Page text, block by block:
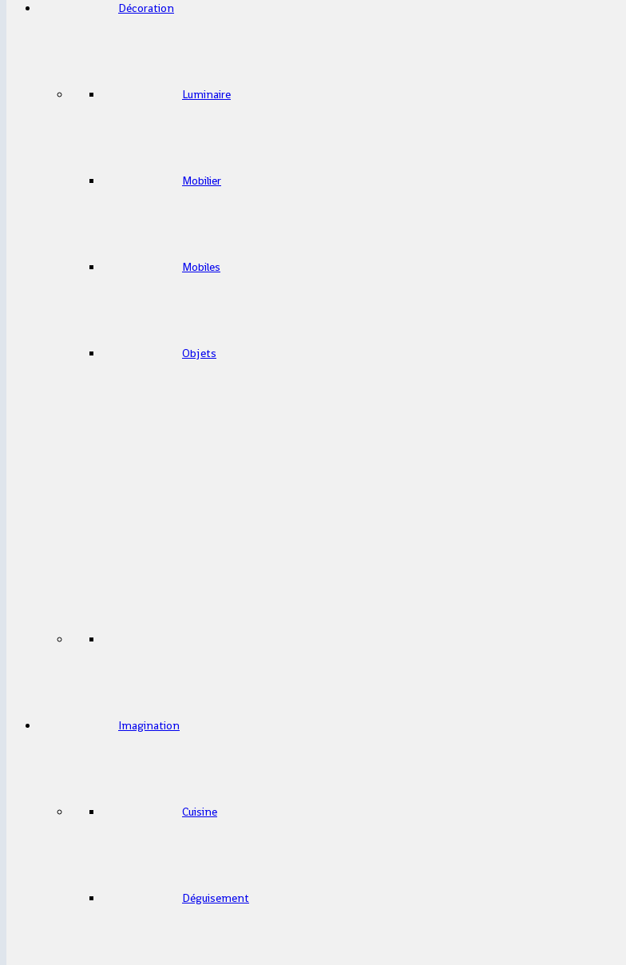
Décoration
Luminaire
Mobilier
Mobiles
Objets
Imagination
Cuisine
Déguisement